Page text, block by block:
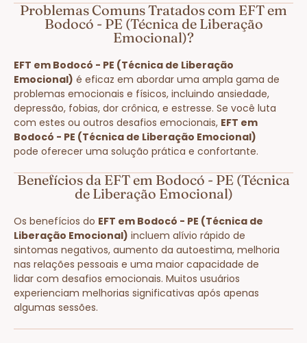
Problemas Comuns Tratados com EFT em
Bodocó - PE (Técnica de Liberação
Emocional)?
EFT em Bodocó - PE (Técnica de Liberação
Emocional) é eficaz em abordar uma ampla gama de
problemas emocionais e físicos, incluindo ansiedade,
depressão, fobias, dor crônica, e estresse. Se você luta
com estes ou outros desafios emocionais, EFT em
Bodocó - PE (Técnica de Liberação Emocional)
pode oferecer uma solução prática e confortante.
Benefícios da EFT em Bodocó - PE (Técnica
de Liberação Emocional)
Os benefícios do EFT em Bodocó - PE (Técnica de
Liberação Emocional) incluem alívio rápido de
sintomas negativos, aumento da autoestima, melhoria
nas relações pessoais e uma maior capacidade de
lidar com desafios emocionais. Muitos usuários
experienciam melhorias significativas após apenas
algumas sessões.